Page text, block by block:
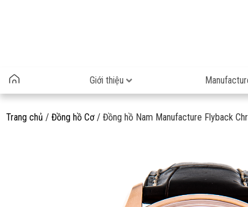
Giới thiệu
Trang chủ / Đồng hồ Cơ / Đồng hồ Nam Manufacture Flyback